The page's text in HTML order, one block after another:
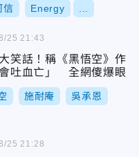
信 Energy
笑話！稱《黑悟空》作
吐血亡」 全網傻爆眼
施耐庵 吳承恩
25 21:43
25 21:28